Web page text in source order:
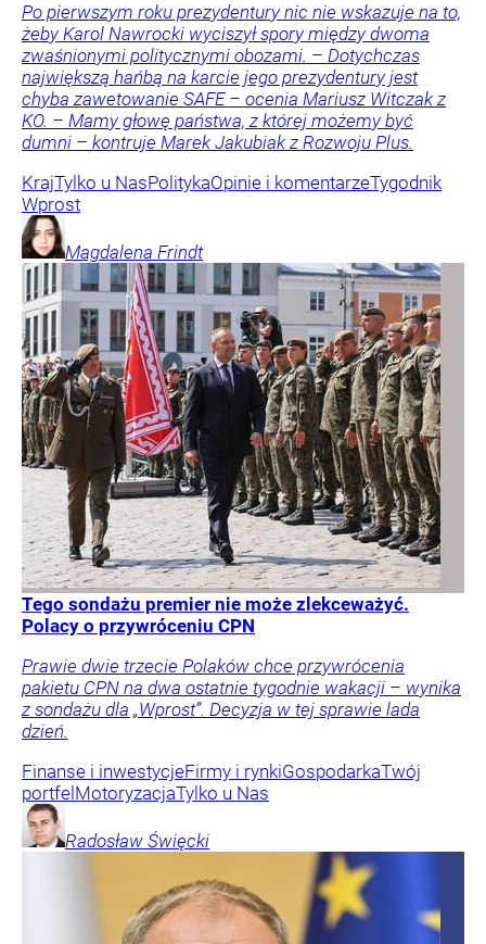
Po pierwszym roku prezydentury nic nie wskazuje na to,
żeby Karol Nawrocki wyciszył spory między dwoma
zwaśnionymi politycznymi obozami. – Dotychczas
największą hańbą na karcie jego prezydentury jest
chyba zawetowanie SAFE – ocenia Mariusz Witczak z
KO. – Mamy głowę państwa, z której możemy być
dumni – kontruje Marek Jakubiak z Rozwoju Plus.
KrajTylko u NasPolitykaOpinie i komentarzeTygodnik
Wprost
Magdalena Frindt
Tego sondażu premier nie może zlekceważyć.
Polacy o przywróceniu CPN
Prawie dwie trzecie Polaków chce przywrócenia
pakietu CPN na dwa ostatnie tygodnie wakacji – wynika
z sondażu dla „Wprost”. Decyzja w tej sprawie lada
dzień.
Finanse i inwestycjeFirmy i rynkiGospodarkaTwój
portfel MotoryzacjaTylko u Nas
Radosław Święcki